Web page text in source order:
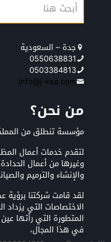
جدة – السعودية
0550638831
0503384813
info@j-ksa.com
من نحن؟
مؤسسة تنطلق من
لتقدم خدمات أعمال
وغيرها من أعمال
والإنشاء والترميم
لقد قامت شركتنا
الاختصاصات التي يزداد
المتطورة التي رأتها
في هذا المجال،